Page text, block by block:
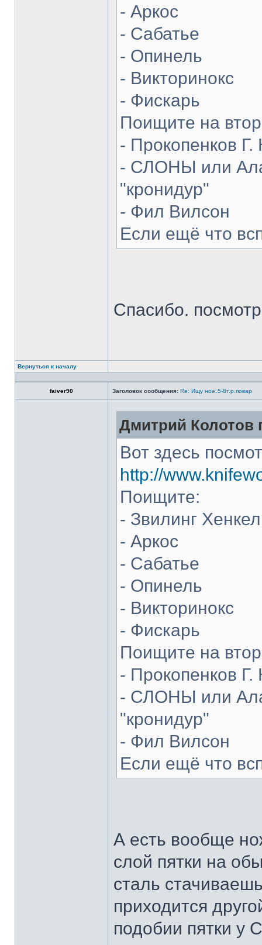
- Аркос
- Сабатье
- Опинель
- Викторинокс
- Фискарь
Поищите на
- Прокопенков Г.
- СЛОНЫ или
"кронидур"
- Фил Вилсон
Если ещё что
Спасибо.
Вернуться к началу
faiver90 Заголовок сообщения: Re: Ищу нож.5-8т.р.повар
Дмитрий Колотов
Вот здесь
http://
Поищите:
- Звилинг
- Аркос
- Сабатье
- Опинель
- Викторинокс
- Фискарь
Поищите на
- Прокопенков Г.
- СЛОНЫ или
"кронидур"
- Фил Вилсон
Если ещё что
А есть вообще
слой пятки на
сталь
приходится
подобии пятки у